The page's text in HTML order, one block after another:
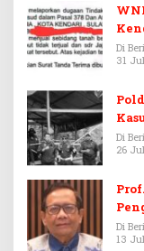
Di
31
Di
26
Di
13